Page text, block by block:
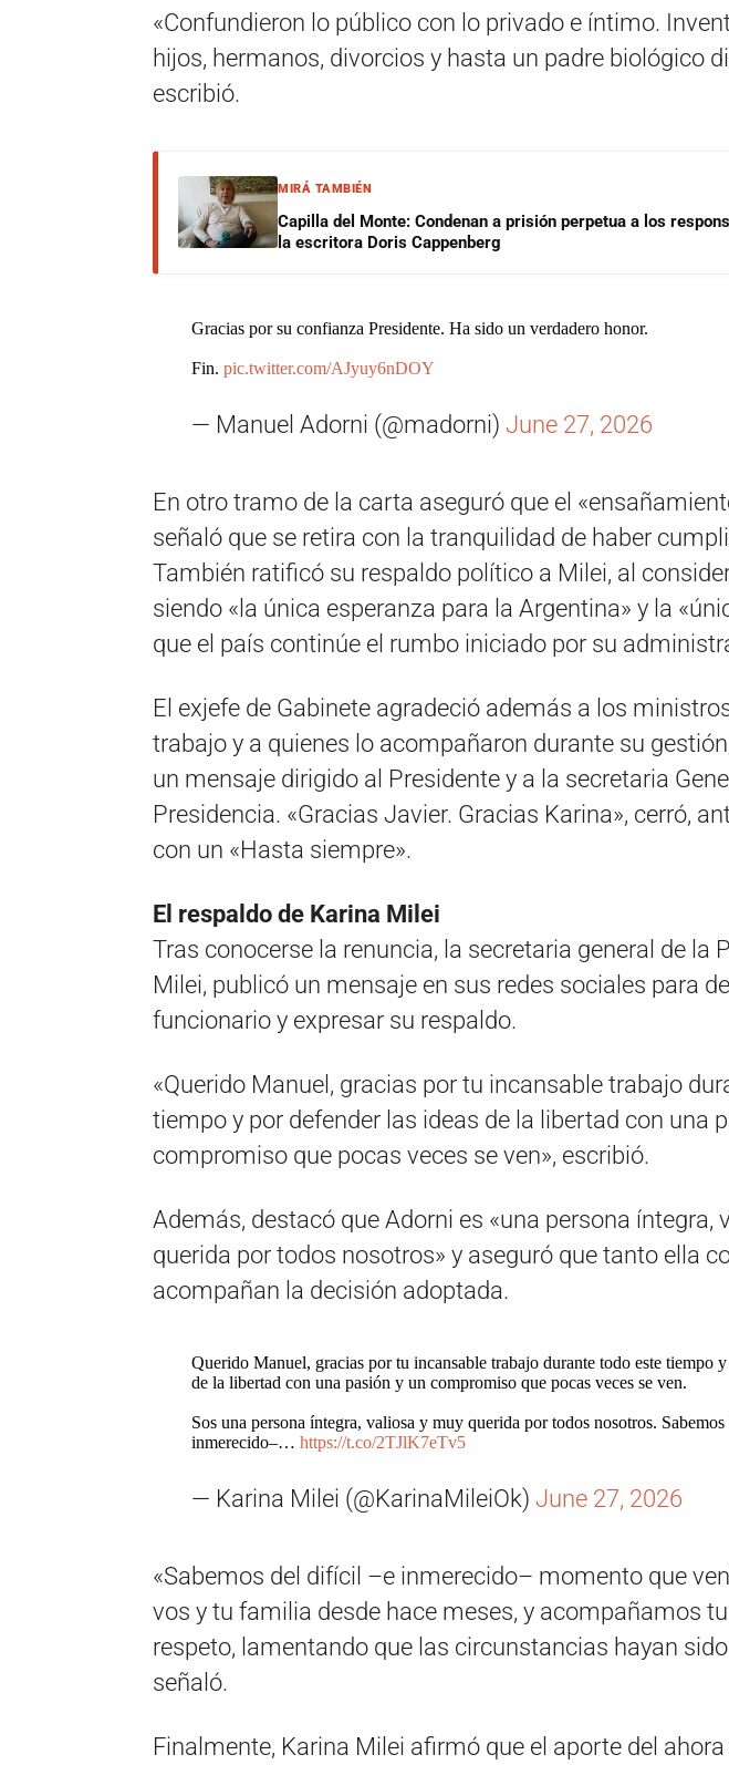
«Confundieron lo público con lo privado e íntimo.
hijos, hermanos, divorcios y hasta un padre biológico
escribió.
MIRÁ TAMBIÉN
Capilla del Monte: Condenan a prisión perpetua a los
la escritora Doris Cappenberg
Gracias por su confianza Presidente. Ha sido un verdadero honor.
Fin. pic.twitter.com/AJyuy6nDOY
— Manuel Adorni (@madorni) June 27, 2026
En otro tramo de la carta aseguró que el
señaló que se retira con la tranquilidad de haber
También ratificó su respaldo político a Milei, al
siendo «la única esperanza para la Argentina» y la
que el país continúe el rumbo iniciado por su
El exjefe de Gabinete agradeció además a los
trabajo y a quienes lo acompañaron durante su
un mensaje dirigido al Presidente y a la secretaria
Presidencia. «Gracias Javier. Gracias Karina», cerró,
con un «Hasta siempre».
El respaldo de Karina Milei
Tras conocerse la renuncia, la secretaria general de la
Milei, publicó un mensaje en sus redes sociales para
funcionario y expresar su respaldo.
«Querido Manuel, gracias por tu incansable trabajo
tiempo y por defender las ideas de la libertad con una
compromiso que pocas veces se ven», escribió.
Además, destacó que Adorni es «una persona íntegra,
querida por todos nosotros» y aseguró que tanto ella
acompañan la decisión adoptada.
Querido Manuel, gracias por tu incansable trabajo durante todo este tiempo
de la libertad con una pasión y un compromiso que pocas veces se ven.
Sos una persona íntegra, valiosa y muy querida por todos nosotros.
inmerecido–… https://t.co/2TJlK7eTv5
— Karina Milei (@KarinaMileiOk) June 27, 2026
«Sabemos del difícil –e inmerecido– momento que
vos y tu familia desde hace meses, y acompañamos
respeto, lamentando que las circunstancias hayan
señaló.
Finalmente, Karina Milei afirmó que el aporte del